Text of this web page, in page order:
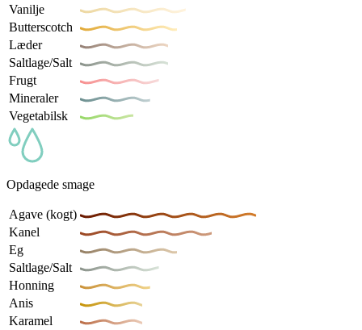
Vanilje
Butterscotch
Læder
Saltlage/Salt
Frugt
Mineraler
Vegetabilsk
Opdagede smage
Agave (kogt)
Kanel
Eg
Saltlage/Salt
Honning
Anis
Karamel